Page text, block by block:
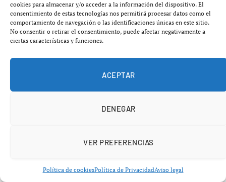
cookies para almacenar y/o acceder a la información del dispositivo. El
consentimiento de estas tecnologías nos permitirá procesar datos como el
comportamiento de navegación o las identificaciones únicas en este sitio.
No consentir o retirar el consentimiento, puede afectar negativamente a
ciertas características y funciones.
ACEPTAR
DENEGAR
VER PREFERENCIAS
Política de cookiesPolítica de PrivacidadAviso legal
Colombia eliminará el impuesto sobre el
patrimonio, España queda más aislada en la
OCDE
agosto 10, 2026